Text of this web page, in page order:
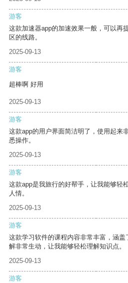
游客
这款加速器app的加速效果一般，可以再
区的线路。
2025-09-13
游客
超棒啊 好用
2025-09-13
游客
这款app的用户界面简洁明了，使用起来
悉操作。
2025-09-13
游客
这款app是我旅行的好帮手，让我能够轻
人情。
2025-09-13
游客
这款学习软件的课程内容非常丰富，涵
解非常生动，让我能够轻松理解知识点。
2025-09-13
游客